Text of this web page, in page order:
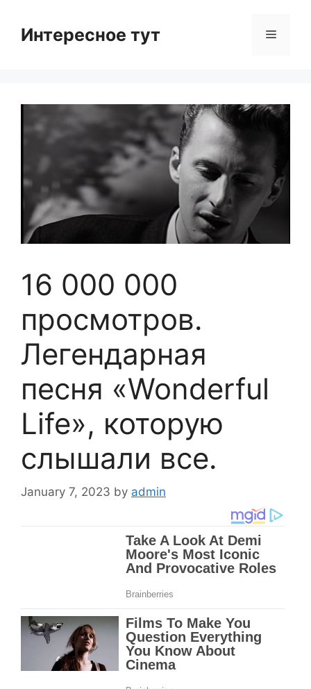
contentИнтересное тут Menu
16 000 000
просмотров.
Легендарная
песня «Wonderful
Life», которую
слышали все.
January 7, 2023 by admin